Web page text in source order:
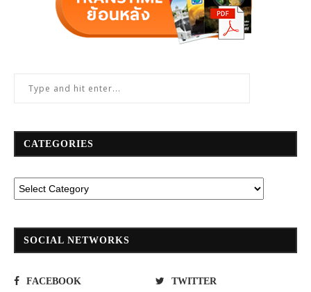
CATEGORIES
SOCIAL NETWORKS
FACEBOOK TWITTER